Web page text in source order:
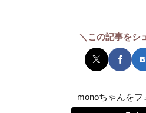
＼この記事をシ
monoちゃんをフ